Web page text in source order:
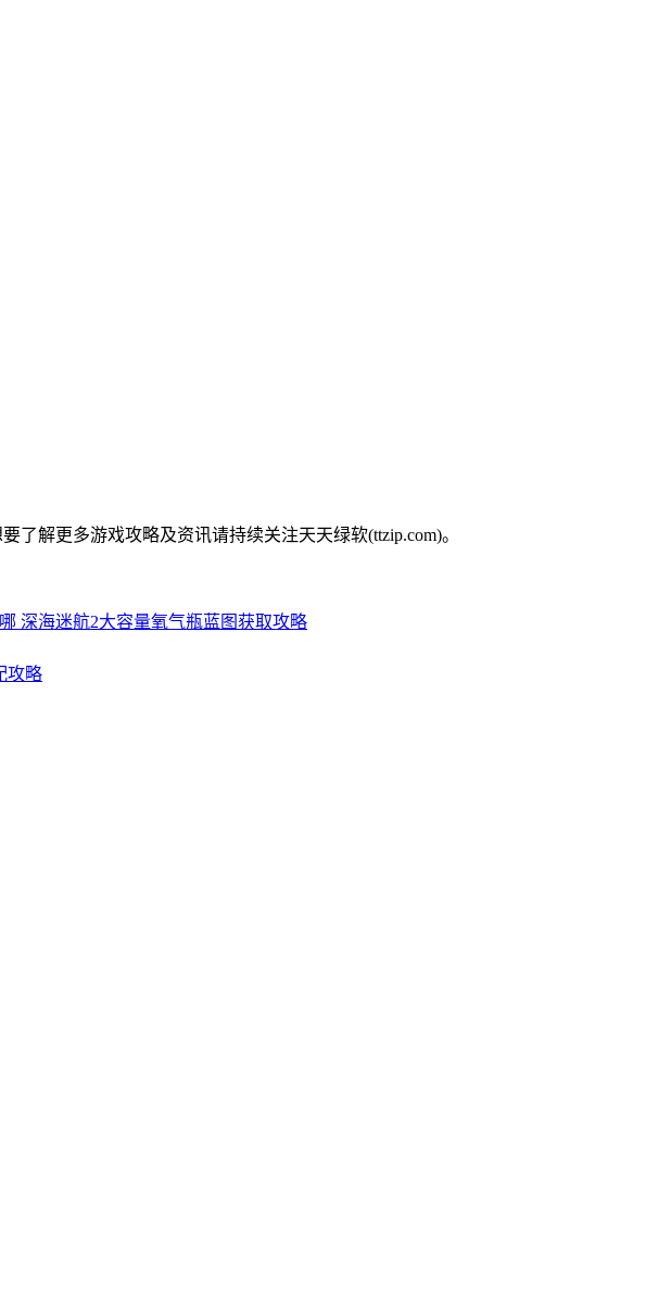
了解更多游戏攻略及资讯请持续关注天天绿软(ttzip.com)。
深海迷航2大容量氧气瓶蓝图获取攻略
攻略